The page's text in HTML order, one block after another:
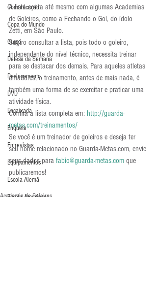
Comunicação
Copa do Mundo
Curso
Defesa da Semana
Deslocamento
DVD
Encaixada
Enquete
Entrevistas
Equipamentos
Escola Alemã
Escola Americana
A lista conta até mesmo com algumas Academias
de Goleiros, como a Fechando o Gol, do ídolo
Zetti, em São Paulo.
Sugiro consultar a lista, pois todo o goleiro,
independente do nível técnico, necessita treinar
para se destacar dos demais. Para aqueles atletas
amadores, o treinamento, antes de mais nada, é
também uma forma de se exercitar e praticar uma
atividade física.
Confira a lista completa em: http://guarda-
metas.com/treinamentos/
Se você é um treinador de goleiros e deseja ter
seu nome relacionado no Guarda-Metas.com, envie
seus dados para fabio@guarda-metas.com que
publicaremos!
Academia de Goleiros